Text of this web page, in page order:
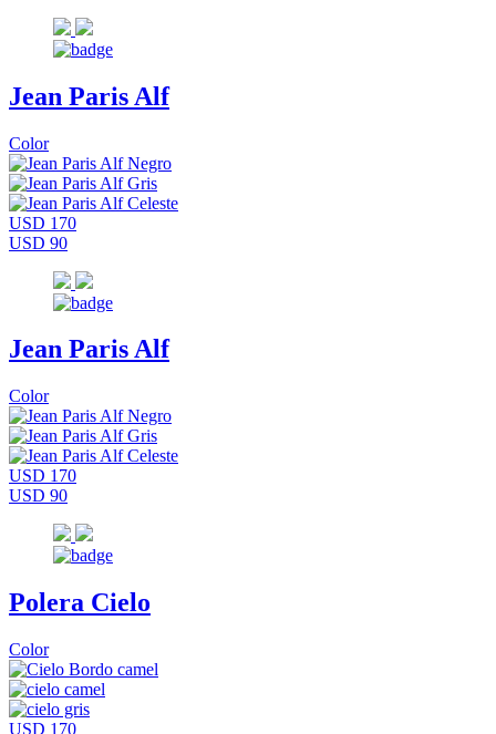
Jean Paris Alf
Color
USD 170
USD 90
Jean Paris Alf
Color
USD 170
USD 90
Polera Cielo
Color
USD 170